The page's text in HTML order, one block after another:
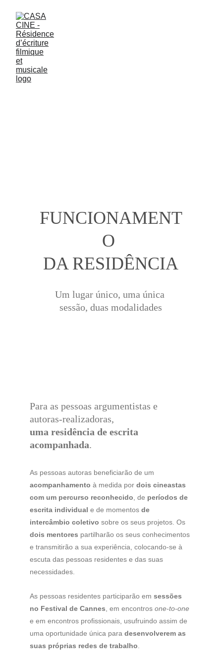
FUNCIONAMENT
O
DA RESIDÊNCIA
Um lugar único, uma única
sessão, duas modalidades
As pessoas autoras beneficiarão de um
acompanhamento à medida por dois cineastas
com um percurso reconhecido , de períodos de
escrita individual e de momentos de
intercâmbio coletivo sobre os seus projetos. Os
dois mentores partilharão os seus conhecimentos
e transmitirão a sua experiência, colocando-se à
escuta das pessoas residentes e das suas
necessidades.
As pessoas residentes participarão em sessões
no Festival de Cannes , em encontros one-to-one
e em encontros profissionais, usufruindo assim de
uma oportunidade única para desenvolverem as
suas próprias redes de trabalho
Para as pessoas argumentistas e
autoras-realizadoras,
uma residência de escrita
acompanhada.